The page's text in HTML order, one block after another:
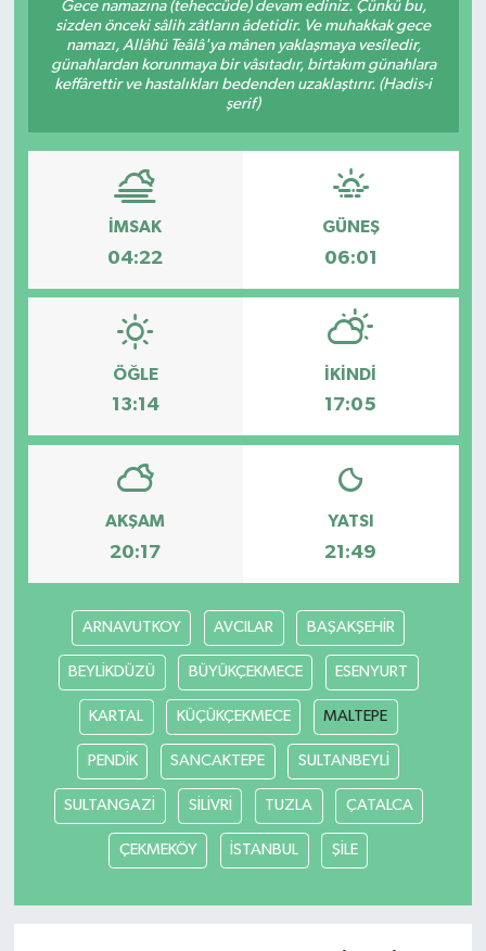
Gece namazına (teheccüde) devam ediniz. Çünkü bu,
sizden önceki sâlih zâtların âdetidir. Ve muhakkak gece
namazı, Allâhü Teâlâ'ya mânen yaklaşmaya vesîledir,
günahlardan korunmaya bir vâsıtadır, birtakım günahlara
keffârettir ve hastalıkları bedenden uzaklaştırır. (Hadis-i
şerif)
İMSAK
04:22
GÜNEŞ
06:01
ÖĞLE
13:14
İKINDI
17:05
AKŞAM
20:17
YATSI
21:49
ARNAVUTKOY AVCILAR BAŞAKŞEHİR
BEYLİKDÜZÜ BÜYÜKÇEKMECE ESENYURT
KARTAL KÜÇÜKÇEKMECE MALTEPE
PENDİK SANCAKTEPE SULTANBEYLİ
SULTANGAZİ SİLİVRİ TUZLA ÇATALCA
ÇEKMEKÖY İSTANBUL ŞİLE